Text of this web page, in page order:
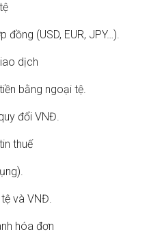
đồng (USD, EUR, JPY…).
dịch
bằng ngoại tệ.
đổi VNĐ.
thuế
và VNĐ.
hóa đơn